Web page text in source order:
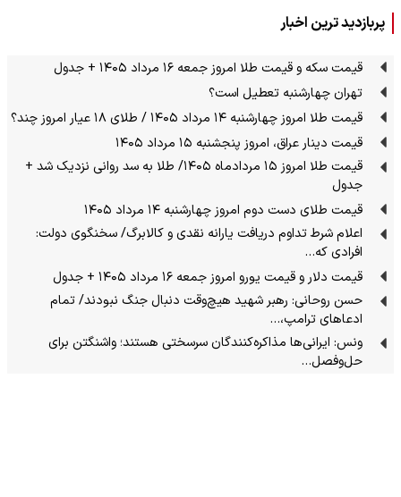
پربازدید ترین اخبار
قیمت سکه و قیمت طلا امروز جمعه ۱۶ مرداد ۱۴۰۵ + جدول
تهران چهارشنبه تعطیل است؟
قیمت طلا امروز چهارشنبه ۱۴ مرداد ۱۴۰۵ / طلای ۱۸ عیار امروز چند؟
قیمت دینار عراق، امروز پنجشنبه ۱۵ مرداد ۱۴۰۵
قیمت طلا امروز ۱۵ مردادماه ۱۴۰۵/ طلا به سد روانی نزدیک شد +
جدول
قیمت طلای دست دوم امروز چهارشنبه ۱۴ مرداد ۱۴۰۵
اعلام شرط تداوم دریافت یارانه نقدی و کالابرگ/ سخنگوی دولت:
افرادی که…
قیمت دلار و قیمت یورو امروز جمعه ۱۶ مرداد ۱۴۰۵ + جدول
حسن روحانی: رهبر شهید هیچ‌وقت دنبال جنگ نبودند/ تمام
ادعاهای ترامپ،…
ونس: ایرانی‌ها مذاکره‌کنندگان سرسختی هستند؛ واشنگتن برای
حل‌وفصل…